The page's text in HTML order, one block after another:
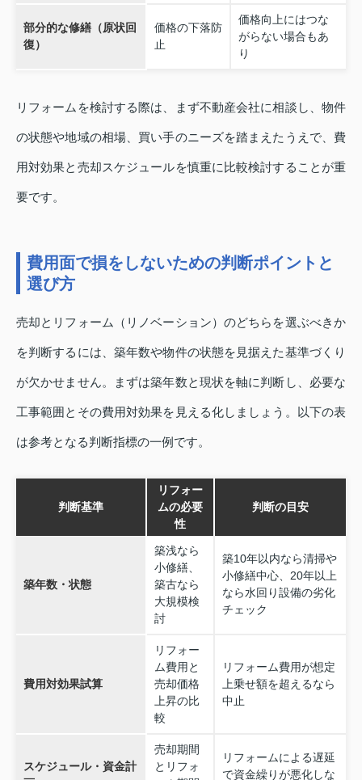
部分的な修繕（原状回
復）
価格の下落防
止
価格向上にはつな
がらない場合もあ
り
リフォームを検討する際は、まず不動産会社に相談し、物件
の状態や地域の相場、買い手のニーズを踏まえたうえで、費
用対効果と売却スケジュールを慎重に比較検討することが重
要です。
費用面で損をしないための判断ポイントと
選び方
売却とリフォーム（リノベーション）のどちらを選ぶべきか
を判断するには、築年数や物件の状態を見据えた基準づくり
が欠かせません。まずは築年数と現状を軸に判断し、必要な
工事範囲とその費用対効果を見える化しましょう。以下の表
は参考となる判断指標の一例です。
判断基準
リフォー
ムの必要
性
判断の目安
築年数・状態
築浅なら
小修繕、
築古なら
大規模検
討
築10年以内なら清掃や
小修繕中心、20年以上
なら水回り設備の劣化
チェック
費用対効果試算
リフォー
ム費用と
売却価格
上昇の比
較
リフォーム費用が想定
上乗せ額を超えるなら
中止
スケジュール・資金計
売却期間
とリフォ
リフォームによる遅延
で資金繰りが悪化しな